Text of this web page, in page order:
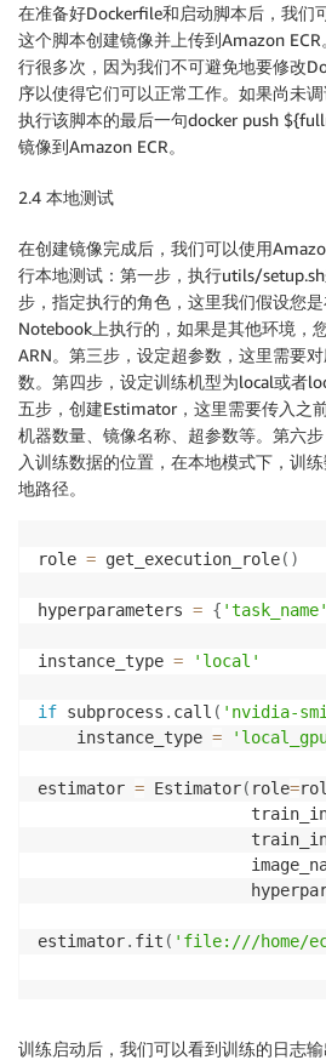
在准备好Dockerfile和启动脚本后，我们
这个脚本创建镜像并上传到Amazon
行很多次，因为我们不可避免地要修改
序以使得它们可以正常工作。如果尚未
执行该脚本的最后一句docker push
镜像到Amazon ECR。
2.4 本地测试
在创建镜像完成后，我们可以使用
行本地测试：第一步，执行utils/
步，指定执行的角色，这里我们假设您
Notebook上执行的，如果是其他环境，
ARN。第三步，设定超参数，这里需要
数。第四步，设定训练机型为local或者
五步，创建Estimator，这里需要传入之
机器数量、镜像名称、超参数等。第六
入训练数据的位置，在本地模式下，训
地路径。
role = get_execution_role( )
hyperparameters = { 'task_name'
instance_type = 'local'
if subprocess . call ( 'nvidia-
    instance_type
=
estimator = Estimator( role=
estimator. fit ( 'file:///home/
训练启动后，我们可以看到训练的日志